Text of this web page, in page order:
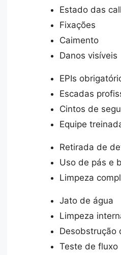
Estado das
Fixações
Caimento
Danos visíveis
EPIs
Escadas
Cintos de
Equipe
Retirada de
Uso de pás e
Limpeza
Jato de água
Limpeza
Desobstrução
Teste de fluxo